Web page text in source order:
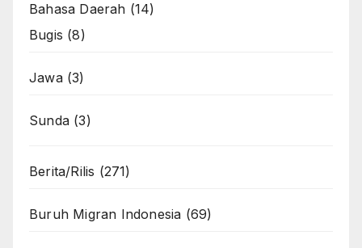
Bahasa Daerah (14)
Bugis (8)
Jawa(3)
Sunda (3)
Berita/Rilis (271)
Buruh Migran Indonesia (69)